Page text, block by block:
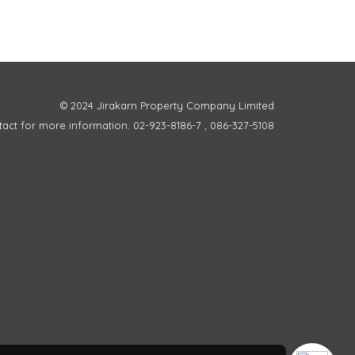
© 2024 Jirakarn Property Company Limited
for more information. 02-923-8186-7 , 086-327-5108